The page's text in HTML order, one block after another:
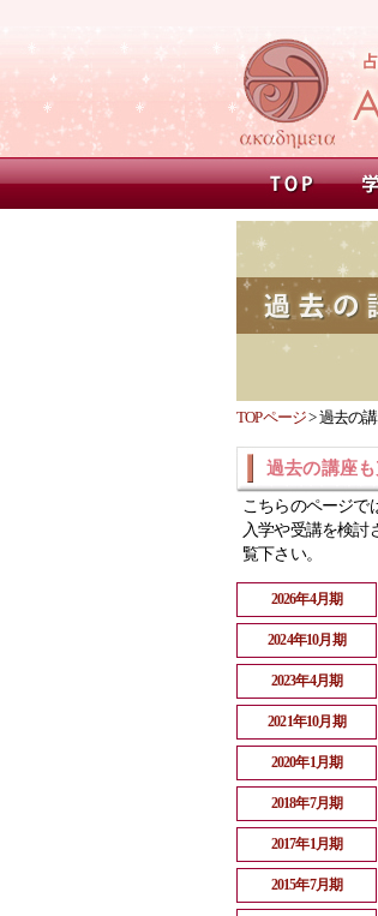
TOPページ>過去の
過去の講座
こちらのページで
入学や受講を検討
覧下さい。
2026年4月期
2024年10月期
2023年4月期
2021年10月期
2020年1月期
2018年7月期
2017年1月期
2015年7月期